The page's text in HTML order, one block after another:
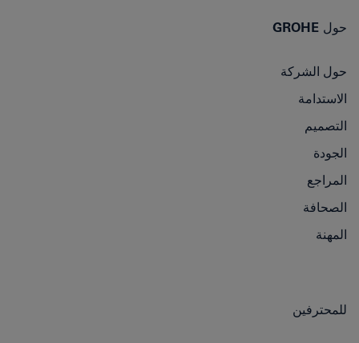
حول GROHE
حول الشركة
الاستدامة
التصميم
الجودة
المراجع
الصحافة
المهنة
للمحترفين